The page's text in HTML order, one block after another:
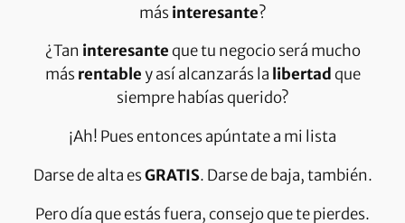
más interesante?
¿Tan interesanteque tu negocio será mucho
más rentable y así alcanzarás la libertadque
siempre habías querido?
¡Ah! Pues entonces apúntate a mi lista
Darse de alta esGRATIS. Darse de baja, también.
Pero día que estás fuera, consejo que te pierdes.